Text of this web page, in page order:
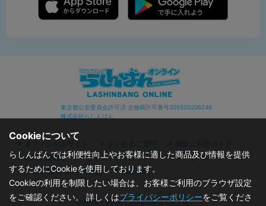
東京都公安委員会許可済 古物商許可番号305500206246
株式会社らしんばん
オフィシャルサイト よくあるご質問
通販ご利用ガイド
お問い合わせ
セキュリティポリシー
プライバシーポリシー
特定商取引に関する表記
利用規約
©2019 - 2026 Lashinbang Co.,Ltd.
Cookieについて
らしんばんでは利便性向上やお客様に適した商品及び情報を提供
するためにCookieを使用しております。
Cookieの利用を制限したい場合は、お客様ご利用のブラウザ設定
をご確認ください。 詳しくはプライバシーポリシーをご覧くださ